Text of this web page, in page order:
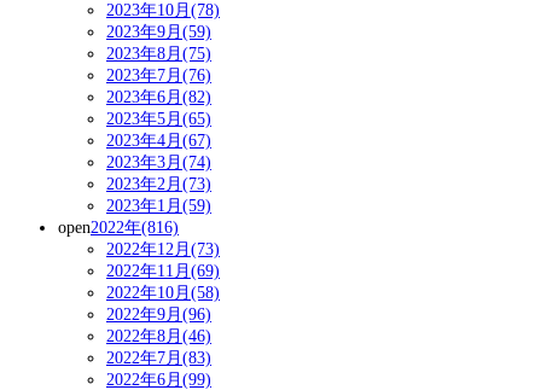
2023年10月(78)
2023年9月(59)
2023年8月(75)
2023年7月(76)
2023年6月(82)
2023年5月(65)
2023年4月(67)
2023年3月(74)
2023年2月(73)
2023年1月(59)
open2022年(816)
2022年12月(73)
2022年11月(69)
2022年10月(58)
2022年9月(96)
2022年8月(46)
2022年7月(83)
2022年6月(99)